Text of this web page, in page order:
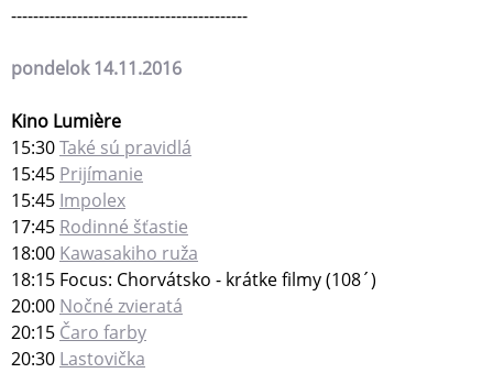
-------------------------------------------
pondelok 14.11.2016
Kino Lumière
15:30Také sú pravidlá
15:45 Prijímanie
15:45 Impolex
17:45 Rodinné šťastie
18:00 Kawasakiho ruža
18:15 Focus: Chorvátsko - krátke filmy (108´)
20:00 Nočné zvieratá
20:15 Čaro farby
20:30 Lastovička